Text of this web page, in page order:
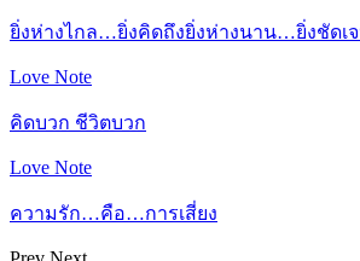
ยิ่งห่างไกล…ยิ่งคิดถึงยิ่งห่างนาน…ยิ่งชัดเ
Love Note
คิดบวก ชีวิตบวก
Love Note
ความรัก…คือ…การเสี่ยง